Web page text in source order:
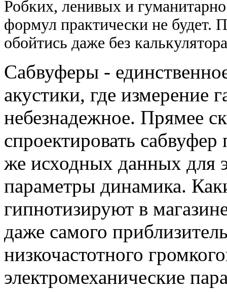
Робких, ленивых и
формул практически не будет.
обойтись даже без
Сабвуферы -
акустики, где измерение
небезнадежное. Прямее
спроектировать
же исходных данных для
параметры динамика.
гипнотизируют в
даже самого
низкочастотного
электромеханические